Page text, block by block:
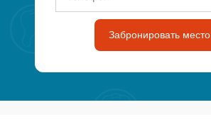
Забронировать место